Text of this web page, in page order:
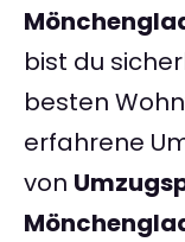
bist du
besten
erfahrene
von